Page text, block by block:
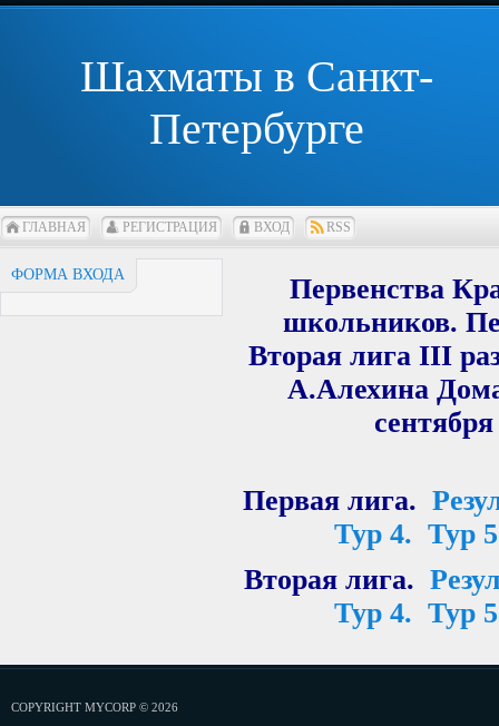
Шахматы в Санкт-
Петербурге
ГЛАВНАЯ РЕГИСТРАЦИЯ ВХОД RSS
ФОРМА ВХОДА
Первенства
школьников.
Вторая лига III
А.Алехина Дома
Первая лига.
Тур 4. Тур
Вторая лига.
Тур 4. Тур
COPYRIGHT MYCORP © 2026